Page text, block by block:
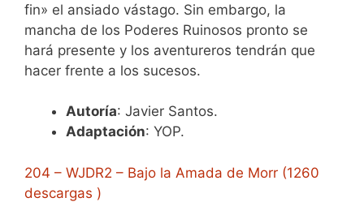
fin» el ansiado vástago. Sin embargo, la
mancha de los Poderes Ruinosos pronto se
hará presente y los aventureros tendrán que
hacer frente a los sucesos.
Autoría: Javier Santos.
Adaptación: YOP.
204 – WJDR2 – Bajo la Amada de Morr (1260
descargas )